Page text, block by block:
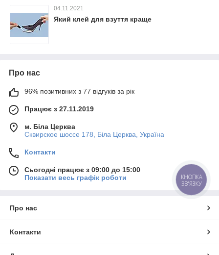
04.11.2021
Який клей для взуття краще
Про нас
96% позитивних з 77 відгуків за рік
Працює з 27.11.2019
м. Біла Церква
Сквирское шоссе 178, Біла Церква, Україна
Контакти
Сьогодні працює з 09:00 до 15:00
Показати весь графік роботи
Про нас
Контакти
КНОПКА
ЗВ'ЯЗКУ